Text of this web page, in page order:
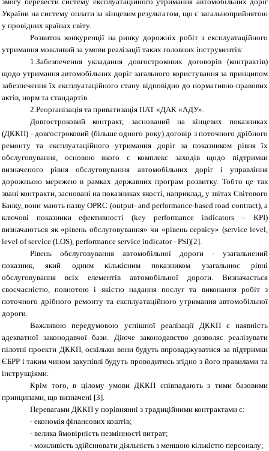
України на систему оплати за кінцевим результатом, що є загальноприйнятою
у провідних країнах світу.
Розвиток конкуренції на ринку дорожніх робіт з експлуатаційного
утримання можливий за умови реалізації таких головних інструментів:
1.Забезпечення укладання довгострокових договорів (контрактів)
щодо утримання автомобільних доріг загального користування за принципом
забезпечення їх експлуатаційного стану відповідно до нормативно-правових
актів, норм та стандартів.
2.Реорганізація та приватизація ПАТ «ДАК «АДУ».
Довгостроковий контракт, заснований на кінцевих показниках
(ДККП) - довгостроковий (більше одного року) договір з поточного дрібного
ремонту та експлуатаційного утримання доріг за показником рівня їх
обслуговування, основою якого є комплекс заходів щодо підтримки
визначеного рівня обслуговування автомобільних доріг і управління
дорожньою мережею в рамках державних програм розвитку. Тобто це так
звані контракти, засновані на показниках якості, наприклад, у звітах Світового
Банку, вони мають назву OPRC (output- andperformance-based road contract), а
ключові показники ефективності (key performance indicators–KPI)
визначаються як «рівень обслуговування» чи «рівень сервісу» (service level,
level of service (LOS), performance service indicator- PSI)[2].
Рівень обслуговування автомобільної дороги - узагальнений
показник, який одним кількісним показником узагальнює рівні
обслуговування всіх елементів автомобільної дороги. Визначається
своєчасністю, повнотою і якістю надання послуг та виконання робіт з
поточного дрібного ремонту та експлуатаційного утримання автомобільної
дороги.
Важливою передумовою успішної реалізації ДККП є наявність
адекватної законодавчої бази. Діюче законодавство дозволяє реалізувати
пілотні проекти ДККП, оскільки вони будуть впроваджуватися за підтримки
ЄБРР і таким чином закупівлі будуть проводитись згідно з його правилами та
інструкціями.
Крім того, в цілому умови ДККП співпадають з тими базовими
принципами, що визначені [3].
Перевагами ДККП у порівнянні з традиційними контрактами є:
- економія фінансових коштів;
- велика ймовірність незмінності витрат;
- можливість здійснювати діяльність з меншою кількістю персоналу;